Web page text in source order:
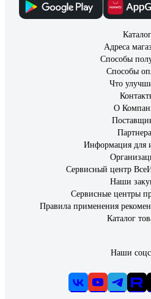
Каталог
Адреса
Способы
Способы
Что
О
Информация для
Сервисный центр
Наши
Сервисные центры
Правила применения
Каталог
Наши